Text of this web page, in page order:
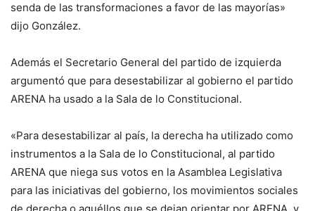
senda de las transformaciones a favor de las mayorías»
dijo González.
Además el Secretario General del partido de izquierda
argumentó que para desestabilizar al gobierno el partido
ARENA ha usado a la Sala de lo Constitucional.
«Para desestabilizar al país, la derecha ha utilizado como
instrumentos a la Sala de lo Constitucional, al partido
ARENA que niega sus votos en la Asamblea Legislativa
para las iniciativas del gobierno, los movimientos sociales